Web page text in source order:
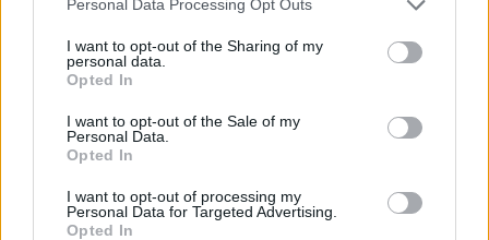
not limited to your visit or usage behaviour. You may click to
grant or deny consent to Google and its third-party tags to
use your data for below specified purposes in below Google
consent section.
Personal Data Processing Opt Outs
I want to opt-out of the Sharing of my
personal data.
Opted In
I want to opt-out of the Sale of my
Personal Data.
Opted In
I want to opt-out of processing my
Personal Data for Targeted Advertising.
Opted In